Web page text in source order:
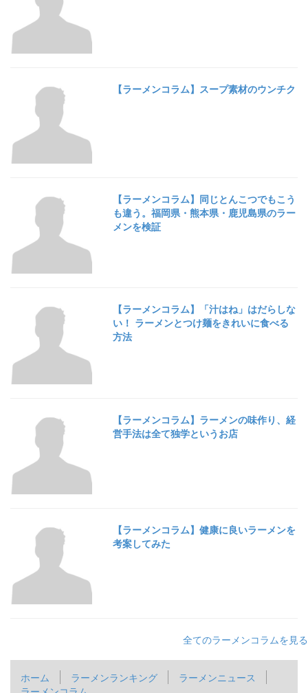
【ラーメンコラム】スープ素材のウンチク
【ラーメンコラム】同じとんこつでもこう
も違う。福岡県・熊本県・鹿児島県のラー
メンを検証
【ラーメンコラム】「汁はね」はだらしな
い！ ラーメンとつけ麺をきれいに食べる
方法
【ラーメンコラム】ラーメンの味作り、経
営手法は全て独学というお店
【ラーメンコラム】健康に良いラーメンを
考案してみた
全てのラーメンコラムを見る
ホーム ラーメンランキング
ラーメンニュース